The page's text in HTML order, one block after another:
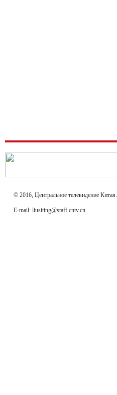
© 2016, Центральное телевидение Китая.
E-mail: liusiting@staff.cntv.cn